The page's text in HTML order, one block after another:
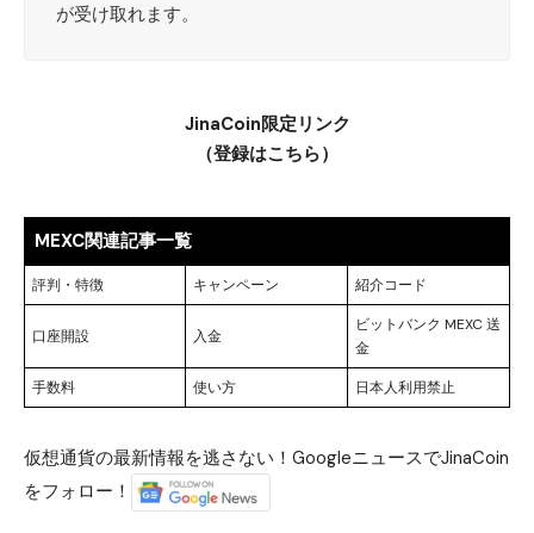
が受け取れます。
JinaCoin限定リンク
（登録はこちら）
MEXC関連記事一覧
評判・特徴 キャンペーン 紹介コード
口座開設 入金
ビットバンク MEXC 送
金
手数料 使い方 日本人利用禁止
仮想通貨の最新情報を逃さない！GoogleニュースでJinaCoin
をフォロー！